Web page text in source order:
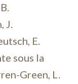
J.
E.
sous la
Green, L.